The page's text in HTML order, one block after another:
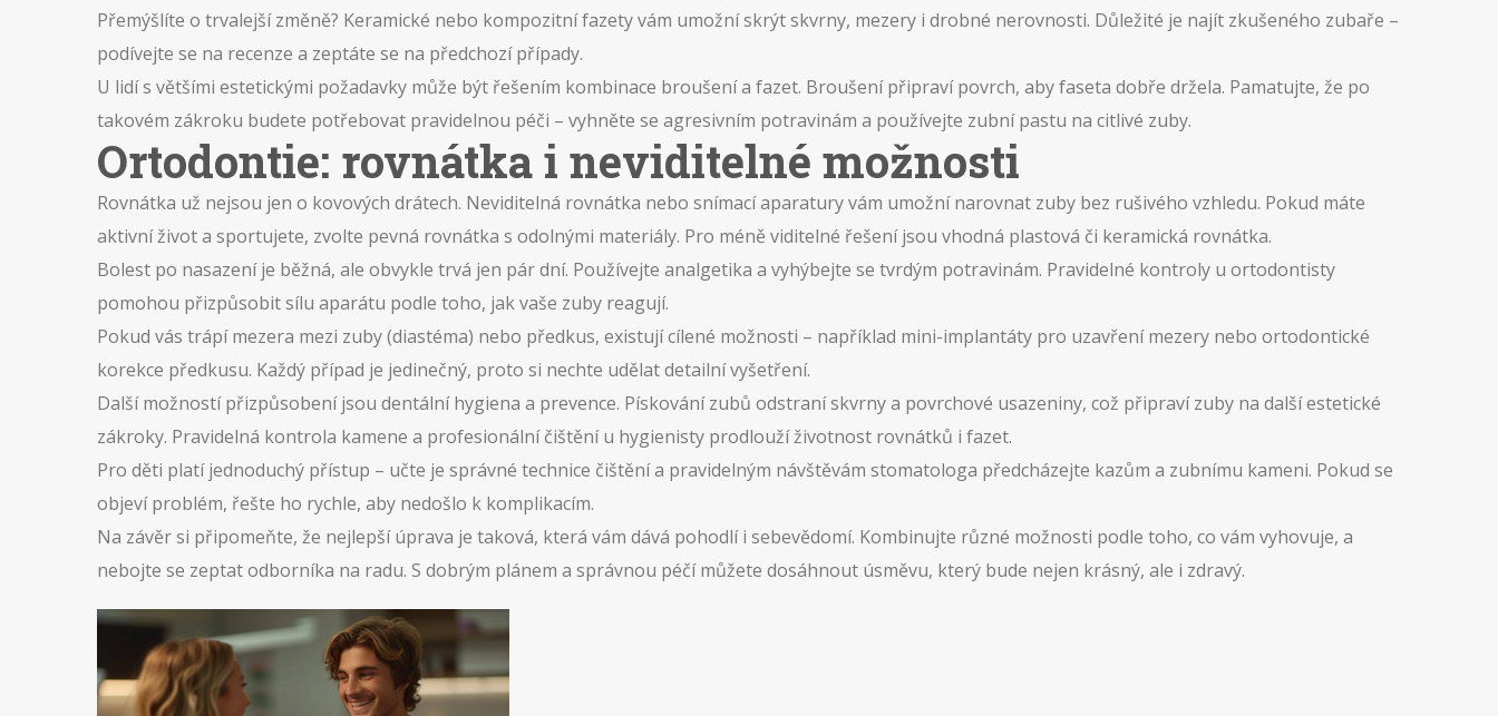
Přemýšlíte o trvalejší změně? Keramické nebo kompozitní fazety vám umožní skrýt skvrny, mezery i drobné nerovnosti. Důležité je najít zkušeného zubaře –
podívejte se na recenze a zeptáte se na předchozí případy.
U lidí s většími estetickými požadavky může být řešením kombinace broušení a fazet. Broušení připraví povrch, aby faseta dobře držela. Pamatujte, že po
takovém zákroku budete potřebovat pravidelnou péči – vyhněte se agresivním potravinám a používejte zubní pastu na citlivé zuby.
Ortodontie: rovnátka i neviditelné možnosti
Rovnátka už nejsou jen o kovových drátech. Neviditelná rovnátka nebo snímací aparatury vám umožní narovnat zuby bez rušivého vzhledu. Pokud máte
aktivní život a sportujete, zvolte pevná rovnátka s odolnými materiály. Pro méně viditelné řešení jsou vhodná plastová či keramická rovnátka.
Bolest po nasazení je běžná, ale obvykle trvá jen pár dní. Používejte analgetika a vyhýbejte se tvrdým potravinám. Pravidelné kontroly u ortodontisty
pomohou přizpůsobit sílu aparátu podle toho, jak vaše zuby reagují.
Pokud vás trápí mezera mezi zuby (diastéma) nebo předkus, existují cílené možnosti – například mini-implantáty pro uzavření mezery nebo ortodontické
korekce předkusu. Každý případ je jedinečný, proto si nechte udělat detailní vyšetření.
Další možností přizpůsobení jsou dentální hygiena a prevence. Pískování zubů odstraní skvrny a povrchové usazeniny, což připraví zuby na další estetické
zákroky. Pravidelná kontrola kamene a profesionální čištění u hygienisty prodlouží životnost rovnátků i fazet.
Pro děti platí jednoduchý přístup – učte je správné technice čištění a pravidelným návštěvám stomatologa předcházejte kazům a zubnímu kameni. Pokud se
objeví problém, řešte ho rychle, aby nedošlo k komplikacím.
Na závěr si připomeňte, že nejlepší úprava je taková, která vám dává pohodlí i sebevědomí. Kombinujte různé možnosti podle toho, co vám vyhovuje, a
nebojte se zeptat odborníka na radu. S dobrým plánem a správnou péčí můžete dosáhnout úsměvu, který bude nejen krásný, ale i zdravý.